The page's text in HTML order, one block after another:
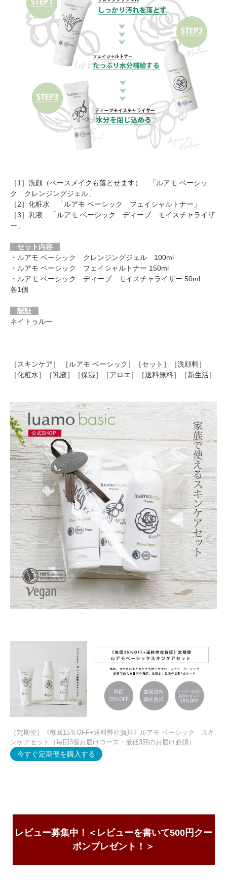
［1］洗顔（ベースメイクも落とせます） 「 ルアモ ベーシッ
ク クレンジングジェル 」
［2］化粧水 「 ルアモ ベーシック フェイシャルトナー 」
［3］乳液 「 ルアモ ベーシック ディープ モイスチャライザ
ー 」
セット内容
・ルアモ ベーシック クレンジングジェル 100ml
・ルアモ ベーシック フェイシャルトナー 150ml
・ルアモ ベーシック ディープ モイスチャライザー 50ml
各1個
認証
ネイトゥルー
［スキンケア］ ［ルアモ ベーシック］［セット］［洗顔料］
［化粧水］［乳液］［保湿］［アロエ］［送料無料］［新生活］
［定期便］《毎回15％OFF+送料弊社負担》ルアモ ベーシック スキ
ンケアセット（毎回3個お届けコース・最低3回のお届け必須）
今すぐ定期便を購入する
レビュー募集中！＜レビューを書いて500円クー
ポンプレゼント！＞